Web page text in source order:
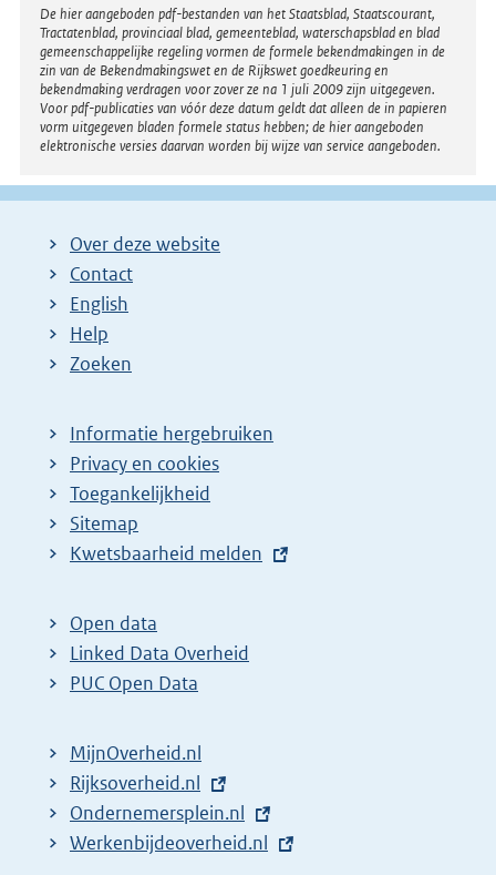
Disclaimer
De hier aangeboden pdf-bestanden van het Staatsblad, Staatscourant,
Tractatenblad, provinciaal blad, gemeenteblad, waterschapsblad en blad
gemeenschappelijke regeling vormen de formele bekendmakingen in de
zin van de Bekendmakingswet en de Rijkswet goedkeuring en
bekendmaking verdragen voor zover ze na 1 juli 2009 zijn uitgegeven.
Voor pdf-publicaties van vóór deze datum geldt dat alleen de in papieren
vorm uitgegeven bladen formele status hebben; de hier aangeboden
elektronische versies daarvan worden bij wijze van service aangeboden.
Over deze website
Contact
English
Help
Zoeken
Informatie hergebruiken
Privacy en cookies
Toegankelijkheid
Sitemap
E
t
e
r
l
i
n
k
Kwetsbaarheid melden
Open data
Linked Data Overheid
PUC Open Data
MijnOverheid.nl
E
x
t
Rijksoverheid.nl
E
x
Ondernemersplein.nl
E
Werkenbijdeoverheid.nl